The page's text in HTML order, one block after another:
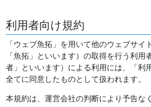
利用者向け規約
「ウェブ魚拓」を用いて他のウェブサイ
「魚拓」といいます）の取得を行う利用
者」といいます）による利用には、「利
全てに同意したものとして扱われます。
本規約は、運営会社の判断により予告な